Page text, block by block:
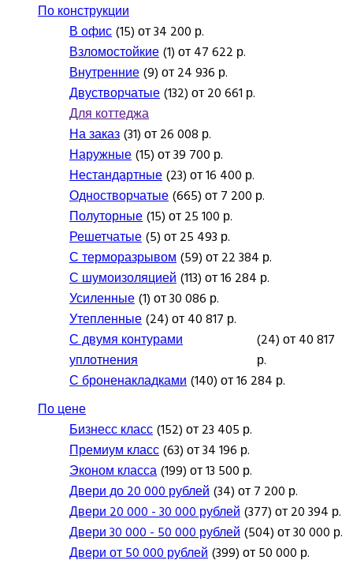
По конструкции
В офис(15) от 34 200 р.
Взломостойкие(1) от 47 622 р.
Внутренние(9) от 24 936 р.
Двустворчатые(132) от 20 661 р.
Для коттеджа
На заказ(31) от 26 008 р.
Наружные(15) от 39 700 р.
Нестандартные(23) от 16 400 р.
Одностворчатые(665) от 7 200 р.
Полуторные(15) от 25 100 р.
Решетчатые(5) от 25 493 р.
С терморазрывом(59) от 22 384 р.
С шумоизоляцией(113) от 16 284 р.
Усиленные(1) от 30 086 р.
Утепленные(24) от 40 817 р.
С двумя контурами
уплотнения
(24) от 40 817
р.
С броненакладками(140) от 16 284 р.
По цене
Бизнесс класс(152) от 23 405 р.
Премиум класс(63) от 34 196 р.
Эконом класса(199) от 13 500 р.
Двери до 20 000 рублей(34) от 7 200 р.
Двери 20 000 - 30 000 рублей(377) от 20 394 р.
Двери 30 000 - 50 000 рублей(504) от 30 000 р.
Двери от 50 000 рублей(399) от 50 000 р.